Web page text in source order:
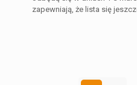
zapewniają, że lista się